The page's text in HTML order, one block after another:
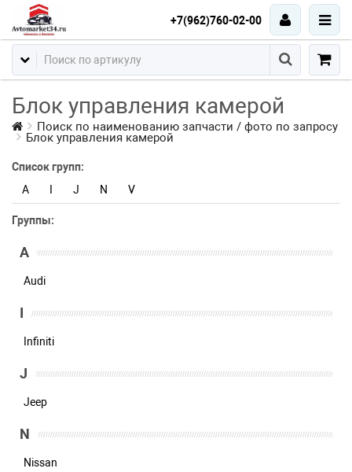
+7(962)760-02-00
Блок управления камерой
Поиск по наименованию запчасти / фото по запросу
Блок управления камерой
Список групп:
A
J N V
Группы:
A
Audi
Infiniti
J
Jeep
N
Nissan